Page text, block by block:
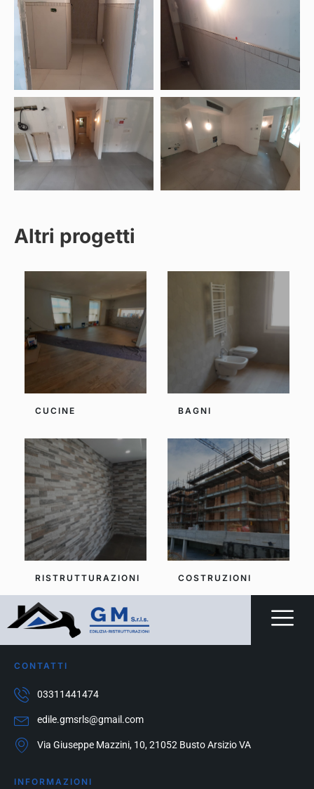
Altri progetti
CUCINE BAGNI
RISTRUTTURAZIONI COSTRUZIONI
CONTATTI
03311441474
edile.gmsrls@gmail.com
Via Giuseppe Mazzini, 10, 21052 Busto Arsizio VA
INFORMAZIONI